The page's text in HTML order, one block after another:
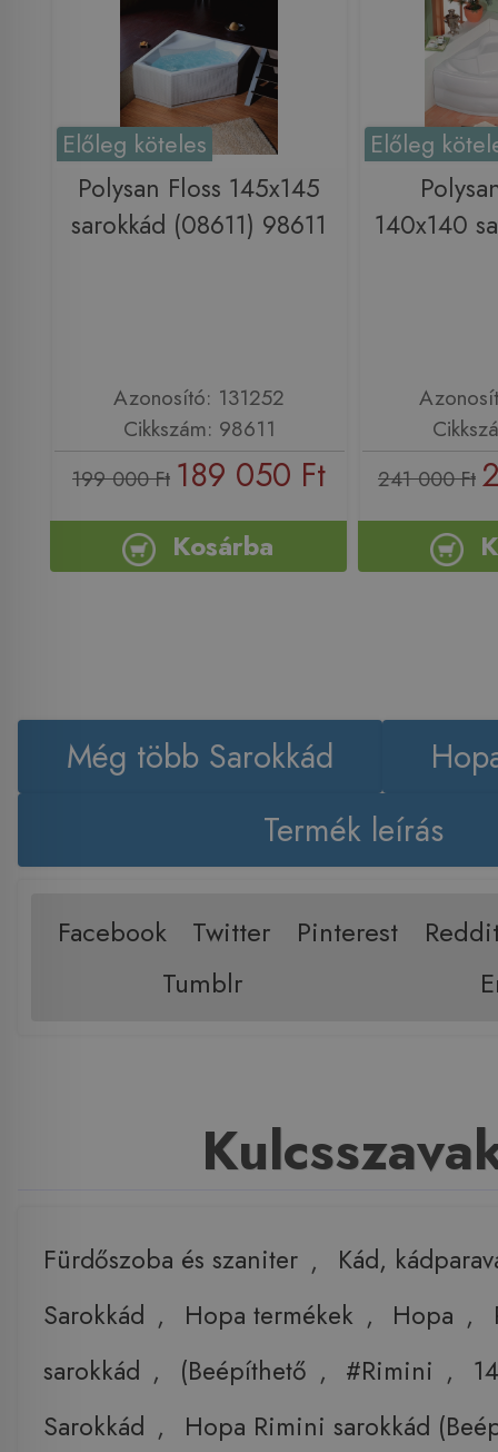
Előleg köteles
Polysan Floss 145x145
sarokkád (08611) 98611
Azonosító: 131252
Cikkszám: 98611
199 000 Ft 189 050 Ft
Kosárba
Előleg
140x140
241 000 Ft
Még több Sarokkád
Termék leírás
Facebook Twitter Pinterest
Tumblr
Fürdőszoba és szaniter ,
Kád,
Sarokkád , Hopa termékek , Hopa ,
sarokkád , (Beépíthető , #Rimini ,
Sarokkád ,
Hopa Rimini sarokkád